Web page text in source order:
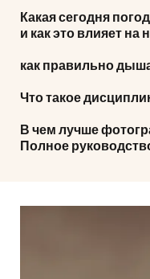
Какая сегодня
и как это влияет на
как правильно
Что такое
В чем лучше
Полное